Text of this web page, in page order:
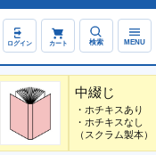
ログイン カート 検索 MENU
中綴じ
・ホチキスあり
・ホチキスなし
（スクラム製本）